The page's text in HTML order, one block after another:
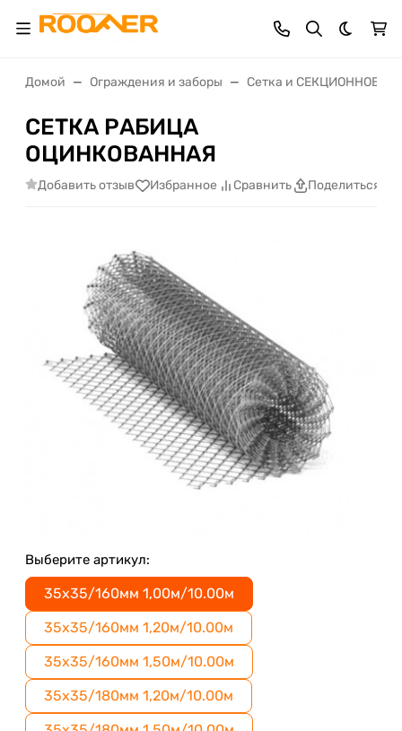
Темная
Домой Ограждения и заборы Сетка и СЕКЦИОННОЕ
СЕТКА РАБИЦА
ОЦИНКОВАННАЯ
Добавить отзыв Избранное Сравнить Поделиться
Выберите артикул:
35х35/160мм 1,00м/10.00м
35х35/160мм 1,20м/10.00м
35х35/160мм 1,50м/10.00м
35х35/180мм 1,20м/10.00м